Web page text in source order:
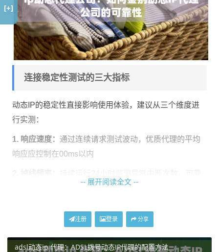
连接稳定性测试的三大指标
动态IP的稳定性直接影响使用体验，建议从三个维度进
行实测：
1. 响应速度： 通过连续请求测试波动，优质代理的平均
响应应控制在00ms以内
服务每月掉线率应低于0.5%
否均衡。神龙海外代理IP采用智能负载均衡系统
动调度最优线路，保证高并发场景下的稳定传输。
-- 展开阅读全文 --
注册 登录 分享
adsl动态ip 代理：ADSL拨号动态IP代理的配置方法
[+]